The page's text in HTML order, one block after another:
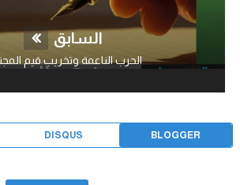
السابق
الحرب الناعمة وتخريب قيم
BLOGGER
DISQUS